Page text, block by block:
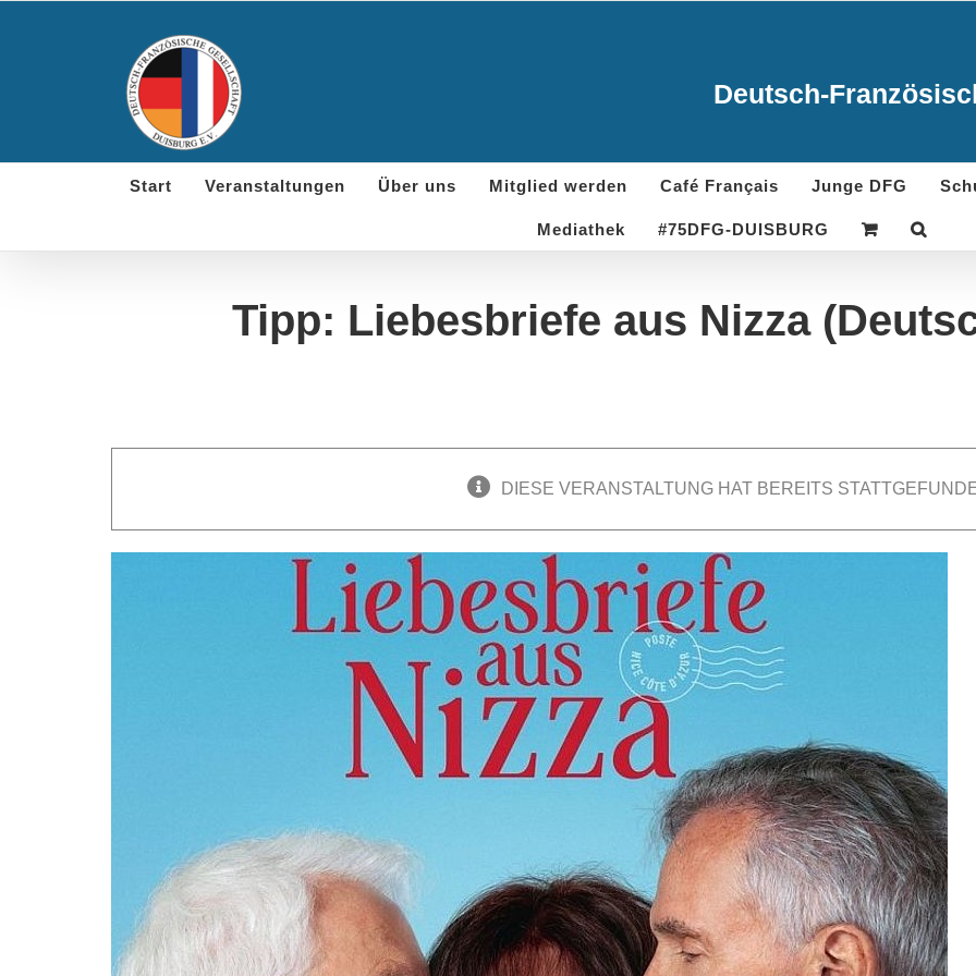
Deutsch-
Start Veranstaltungen Über uns Mitglied werden Café Français Junge DFG
Mediathek #75DFG-DUISBURG
Tipp: Liebesbriefe aus Nizza
DIESE VERANSTALTUNG HAT BEREITS